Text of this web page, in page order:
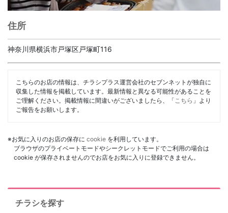
住所
神奈川県横浜市戸塚区戸塚町116
こちらのお店の情報は、チラシプラス運営会社のセブンネットが独自に
収集した情報を掲載しています。最新情報と異なる可能性があることを
ご理解ください。掲載情報に間違いがございましたら、「 こちら 」より
ご報告をお願いします。
※お気に入りのお店の保存に cookie を利用しています。
ブラウザのプライベートモードやシークレットモードでご利用の場合は
cookie が保存されませんのでお店をお気に入りに登録できません。
チラシを探す